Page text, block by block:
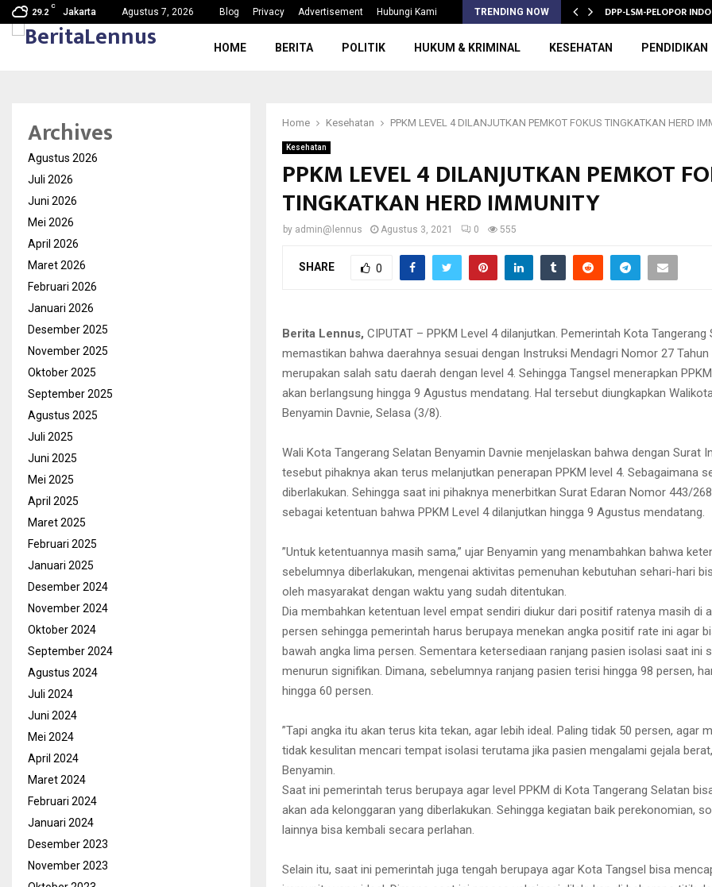
29.2
C
Jakarta Agustus 7, 2026 Blog Privacy Advertisement Hubungi Kami TRENDING NOW
Baik… SDN Karang Tengah 6 Gelar MPLS 2026/2027,… DPP-LSM-PELOPOR
HOME BERITA POLITIK HUKUM & KRIMINAL KESEHATAN PENDIDIKAN
Home Kesehatan PPKM LEVEL 4 DILANJUTKAN PEMKOT FOKUS TINGKATKAN HERD
Kesehatan
PPKM LEVEL 4 DILANJUTKAN PEMKOT
TINGKATKAN HERD IMMUNITY
by admin@lennus Agustus 3, 2021 0 555
SHARE 0
Berita Lennus, CIPUTAT – PPKM Level 4 dilanjutkan. Pemerintah Kota Tangerang
memastikan bahwa daerahnya sesuai dengan Instruksi Mendagri Nomor 27 Tahun
merupakan salah satu daerah dengan level 4. Sehingga Tangsel menerapkan
akan berlangsung hingga 9 Agustus mendatang. Hal tersebut diungkapkan
Benyamin Davnie, Selasa (3/8).
Wali Kota Tangerang Selatan Benyamin Davnie menjelaskan bahwa dengan Surat
tesebut pihaknya akan terus melanjutkan penerapan PPKM level 4. Sebagaimana
diberlakukan. Sehingga saat ini pihaknya menerbitkan Surat Edaran Nomor 443/
sebagai ketentuan bahwa PPKM Level 4 dilanjutkan hingga 9 Agustus mendatang.
”Untuk ketentuannya masih sama,” ujar Benyamin yang menambahkan bahwa
sebelumnya diberlakukan, mengenai aktivitas pemenuhan kebutuhan sehari-hari
oleh masyarakat dengan waktu yang sudah ditentukan.
Dia membahkan ketentuan level empat sendiri diukur dari positif ratenya masih di
persen sehingga pemerintah harus berupaya menekan angka positif rate ini agar
bawah angka lima persen. Sementara ketersediaan ranjang pasien isolasi saat ini
menurun signifikan. Dimana, sebelumnya ranjang pasien terisi hingga 98 persen,
hingga 60 persen.
”Tapi angka itu akan terus kita tekan, agar lebih ideal. Paling tidak 50 persen, agar
tidak kesulitan mencari tempat isolasi terutama jika pasien mengalami gejala
Benyamin.
Saat ini pemerintah terus berupaya agar level PPKM di Kota Tangerang Selatan
akan ada kelonggaran yang diberlakukan. Sehingga kegiatan baik perekonomian,
lainnya bisa kembali secara perlahan.
Selain itu, saat ini pemerintah juga tengah berupaya agar Kota Tangsel bisa
Archives
Agustus 2026
Juli 2026
Juni 2026
Mei 2026
April 2026
Maret 2026
Februari 2026
Januari 2026
Desember 2025
November 2025
Oktober 2025
September 2025
Agustus 2025
Juli 2025
Juni 2025
Mei 2025
April 2025
Maret 2025
Februari 2025
Januari 2025
Desember 2024
November 2024
Oktober 2024
September 2024
Agustus 2024
Juli 2024
Juni 2024
Mei 2024
April 2024
Maret 2024
Februari 2024
Januari 2024
Desember 2023
November 2023